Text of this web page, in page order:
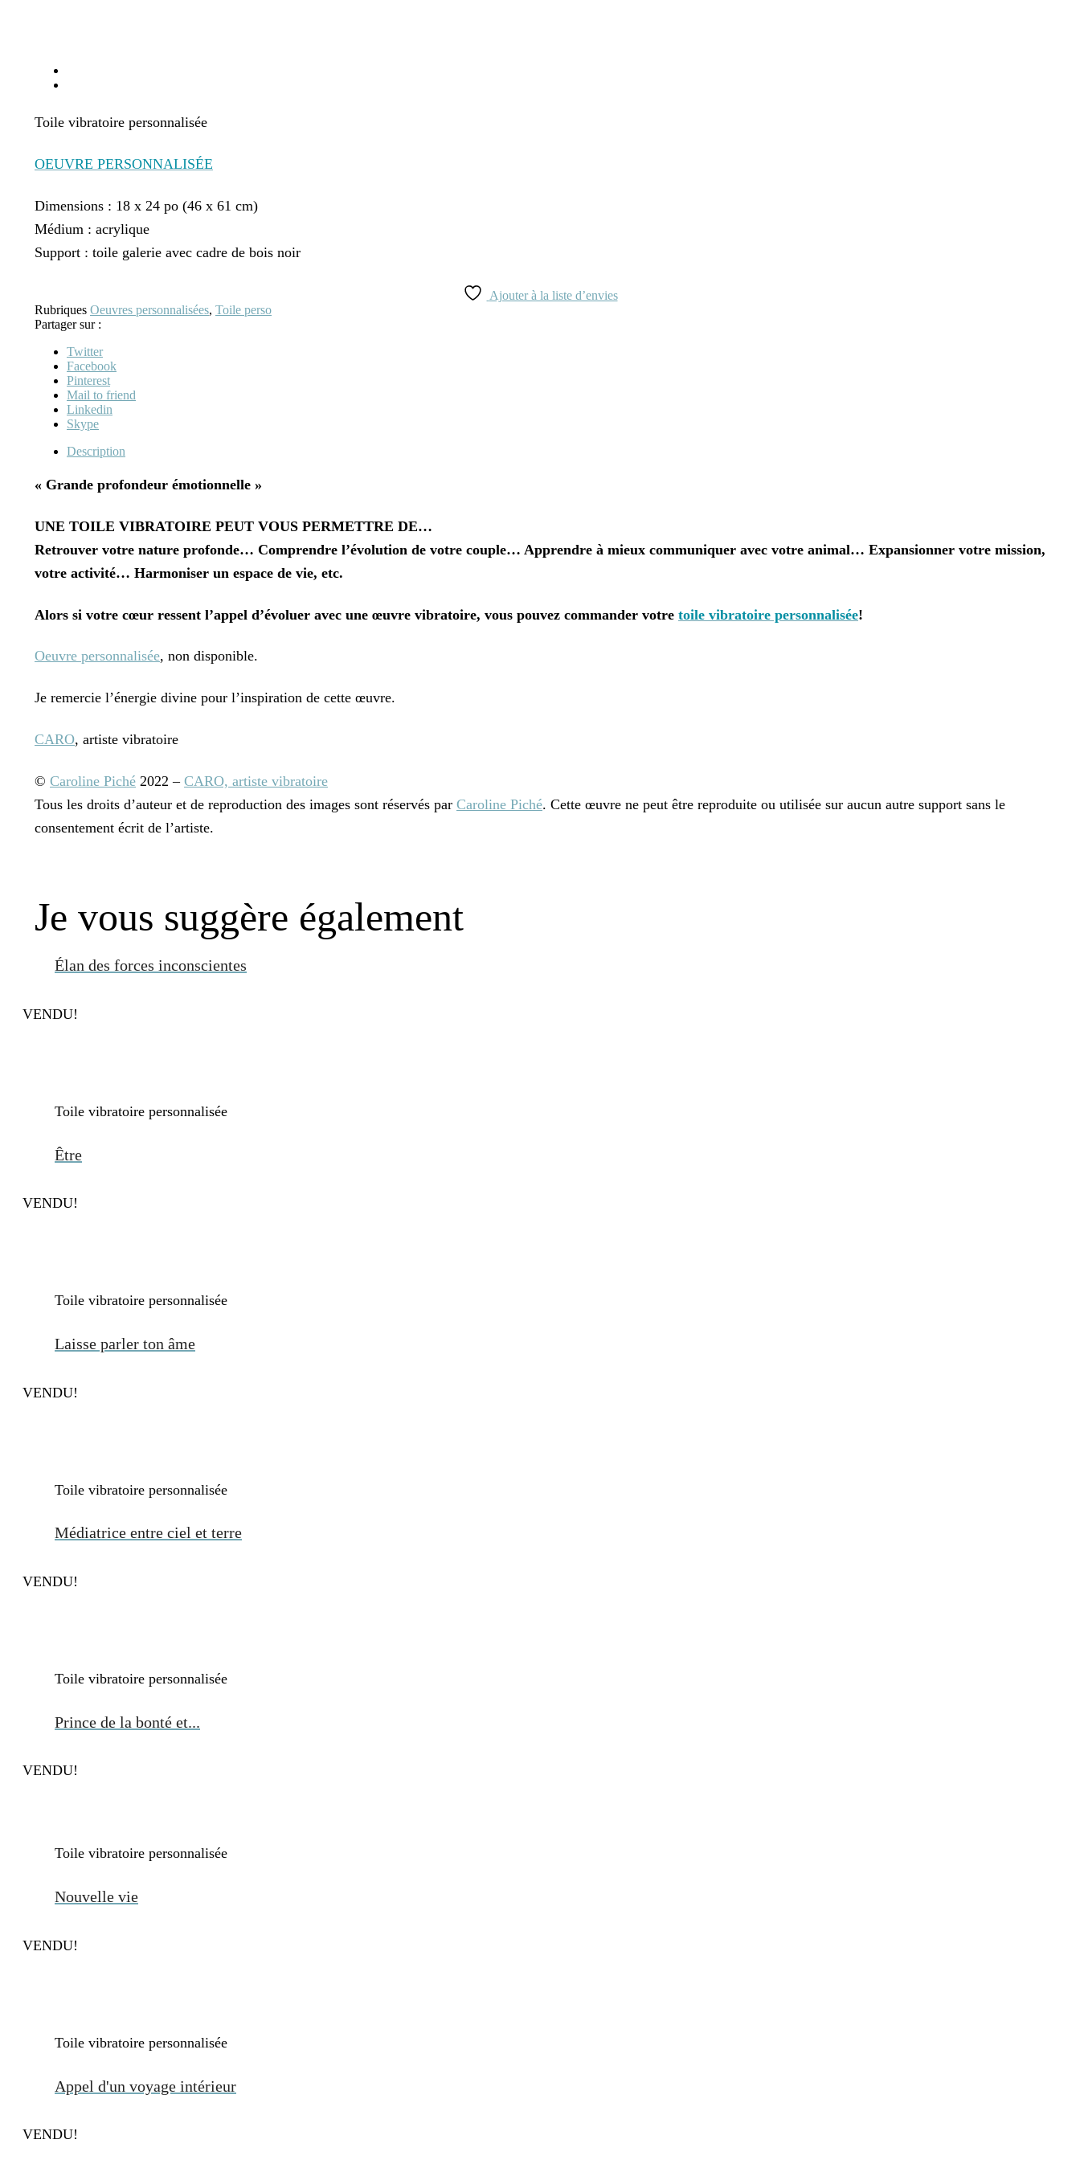
Toile vibratoire personnalisée
OEUVRE PERSONNALISÉE
Dimensions : 18 x 24 po (46 x 61 cm)
Médium : acrylique
Support : toile galerie avec cadre de bois noir
Ajouter à la liste d’envies
Rubriques Oeuvres personnalisées, Toile perso
Partager sur :
Twitter
Facebook
Pinterest
Mail to friend
Linkedin
Skype
Description
« Grande profondeur émotionnelle »
UNE TOILE VIBRATOIRE PEUT VOUS PERMETTRE DE…
Retrouver votre nature profonde… Comprendre l’évolution de votre couple… Apprendre à mieux communiquer avec votre animal… Expansionner votre mission,
votre activité… Harmoniser un espace de vie, etc.
Alors si votre cœur ressent l’appel d’évoluer avec une œuvre vibratoire, vous pouvez commander votre toile vibratoire personnalisée!
Oeuvre personnalisée, non disponible.
Je remercie l’énergie divine pour l’inspiration de cette œuvre.
CARO, artiste vibratoire
© Caroline Piché 2022 – CARO, artiste vibratoire
Tous les droits d’auteur et de reproduction des images sont réservés par Caroline Piché. Cette œuvre ne peut être reproduite ou utilisée sur aucun autre support sans le
consentement écrit de l’artiste.
Je vous suggère également
Élan des forces inconscientes
VENDU!
Toile vibratoire personnalisée
Être
VENDU!
Toile vibratoire personnalisée
Laisse parler ton âme
VENDU!
Toile vibratoire personnalisée
Médiatrice entre ciel et terre
VENDU!
Toile vibratoire personnalisée
Prince de la bonté et...
VENDU!
Toile vibratoire personnalisée
Nouvelle vie
VENDU!
Toile vibratoire personnalisée
Appel d'un voyage intérieur
VENDU!